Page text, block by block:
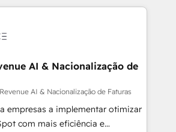
by companies across
Migration Onboarding across all
Intercom, and more. Custom
and integrations built for
WhatsApp, email, paid
drive pipeline. 🤖 AI Custom
AI & Nacionalização de
AI & Nacionalização de Faturas
empresas a implementar otimizar
com mais eficiência e